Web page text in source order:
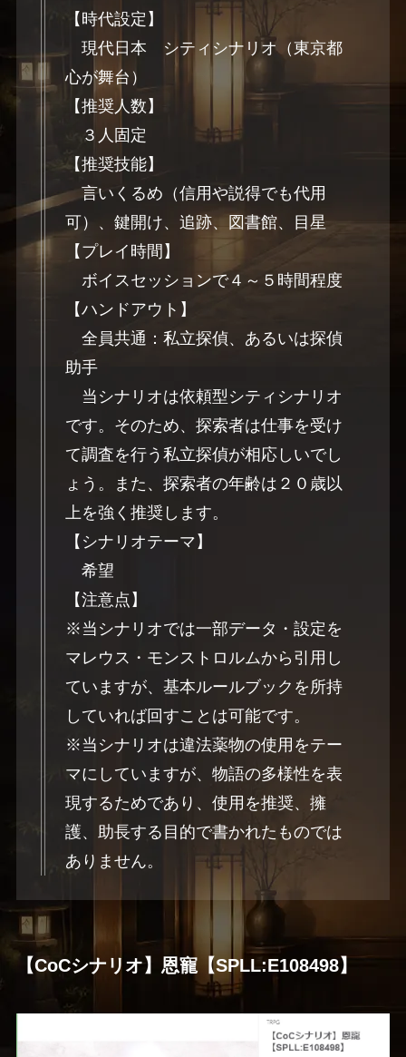
【時代設定】
現代日本 シティシナリオ（東京都
心が舞台）
【推奨人数】
３人固定
【推奨技能】
言いくるめ（信用や説得でも代用
可）、鍵開け、追跡、図書館、目星
【プレイ時間】
ボイスセッションで４～５時間程度
【ハンドアウト】
全員共通：私立探偵、あるいは探偵
助手
当シナリオは依頼型シティシナリオ
です。そのため、探索者は仕事を受け
て調査を行う私立探偵が相応しいでし
ょう。また、探索者の年齢は２０歳以
上を強く推奨します。
【シナリオテーマ】
希望
【注意点】
※当シナリオでは一部データ・設定を
マレウス・モンストロルムから引用し
ていますが、基本ルールブックを所持
していれば回すことは可能です。
※当シナリオは違法薬物の使用をテー
マにしていますが、物語の多様性を表
現するためであり、使用を推奨、擁
護、助長する目的で書かれたものでは
ありません。
【CoCシナリオ】恩寵【SPLL:E108498】